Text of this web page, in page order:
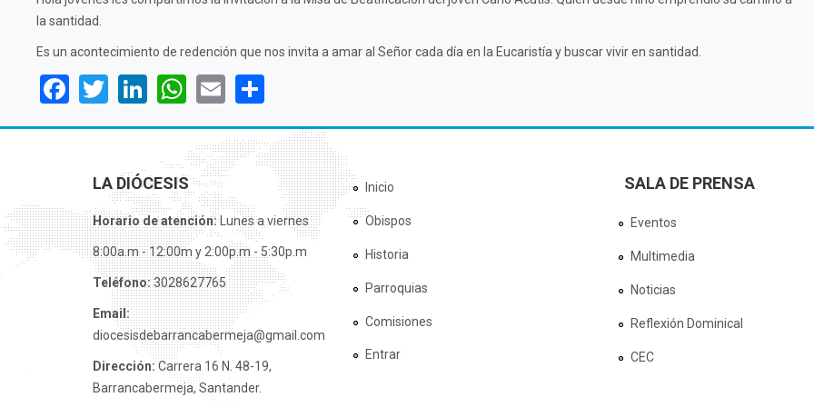
la santidad.
Es un acontecimiento de redención que nos invita a amar al Señor cada día en la Eucaristía y buscar vivir en santidad.
Facebook
TwitterLinkedIn
WhatsApp
Email
LA DIÓCESIS
Horario de atención:Lunes a viernes
8:00a.m - 12:00m y 2:00p.m - 5:30p.m
Teléfono:3028627765
Email:
diocesisdebarrancabermeja@gmail.com
Dirección:Carrera 16 N. 48-19,
Barrancabermeja, Santander.
Inicio
Obispos
Historia
Parroquias
Comisiones
Entrar
SALA DE PRENSA
Eventos
Multimedia
Noticias
Reflexión Dominical
CEC